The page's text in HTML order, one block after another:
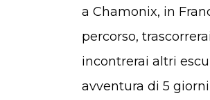
a Chamonix, in
percorso,
incontrerai altri
avventura di 5